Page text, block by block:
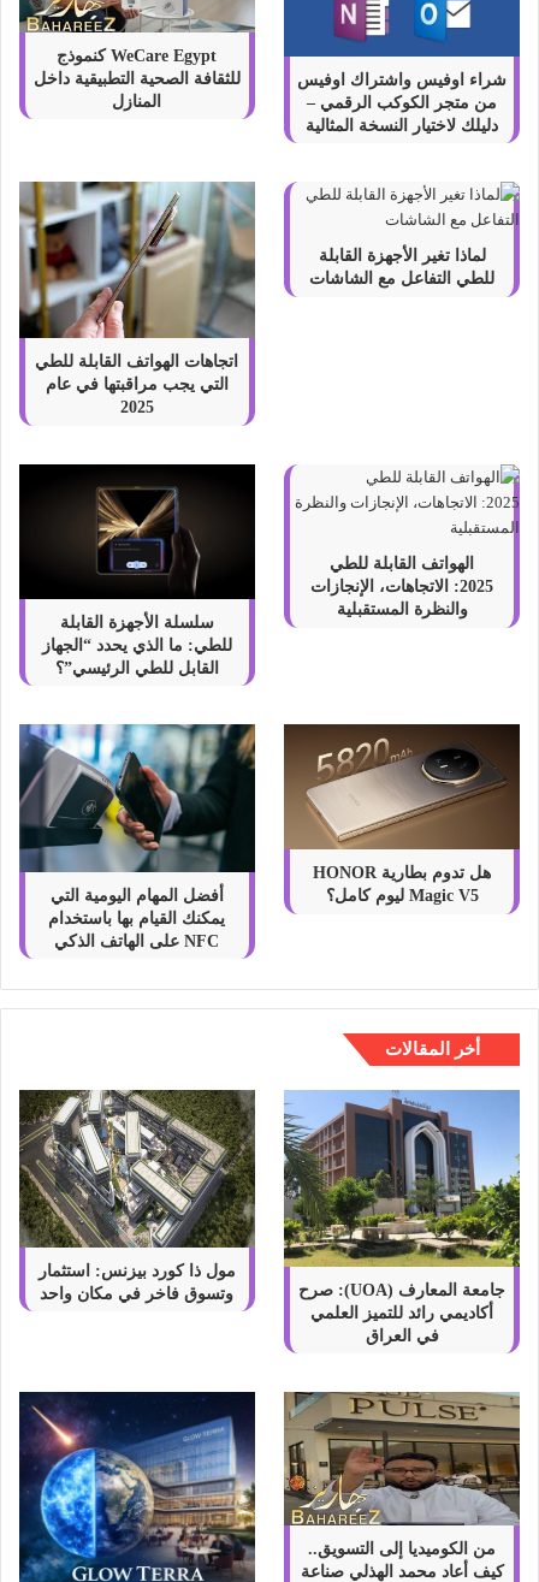
شراء اوفيس واشتراك اوفيس
من متجر الكوكب الرقمي –
دليلك لاختيار النسخة المثالية
WeCare Egypt كنموذج
للثقافة الصحية التطبيقية داخل
المنازل
لماذا تغير الأجهزة القابلة
للطي التفاعل مع الشاشات
اتجاهات الهواتف القابلة للطي
التي يجب مراقبتها في عام
2025
الهواتف القابلة للطي
2025: الاتجاهات، الإنجازات
والنظرة المستقبلية
سلسلة الأجهزة القابلة
للطي: ما الذي يحدد “الجهاز
القابل للطي الرئيسي”؟
هل تدوم بطارية HONOR
Magic V5 ليوم كامل؟
أفضل المهام اليومية التي
يمكنك القيام بها باستخدام
NFC على الهاتف الذكي
أخر المقالات
جامعة المعارف (UOA): صرح
أكاديمي رائد للتميز العلمي
في العراق
مول ذا كورد بيزنس: استثمار
وتسوق فاخر في مكان واحد
من الكوميديا إلى التسويق..
كيف أعاد محمد الهذلي صناعة